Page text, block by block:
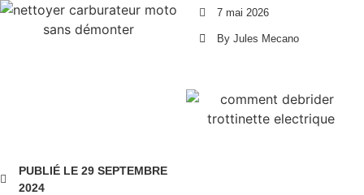
PUBLIÉ LE 29 SEPTEMBRE
2024
7 mai 2026
By Jules Mecano